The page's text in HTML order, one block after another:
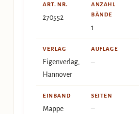
ART. NR.
270552
ANZAHL
BÄNDE
1
VERLAG
Eigenverlag,
Hannover
AUFLAGE
–
EINBAND
Mappe
SEITEN
–